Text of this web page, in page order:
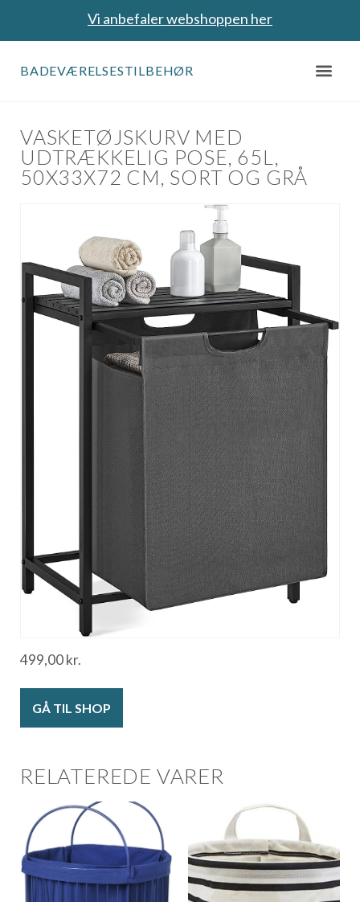
Vi anbefaler webshoppen her
BADEVÆRELSESTILBEHØR
VASKETØJSKURV MED
UDTRÆKKELIG POSE, 65L,
50X33X72 CM, SORT OG GRÅ
499,00kr.
GÅ TIL SHOP
RELATEREDE VARER